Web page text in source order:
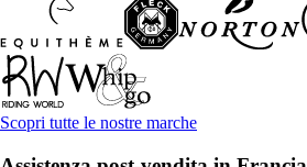
Scopri tutte le nostre marche